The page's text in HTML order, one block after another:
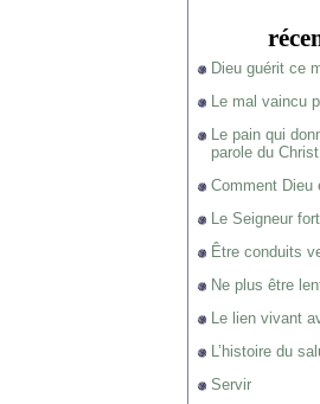
Dieu guérit ce
Le mal vaincu
Le pain qui
parole du Christ
Comment Dieu
Le Seigneur
Être conduits
Ne plus être
Le lien vivant
L’histoire du
Servir